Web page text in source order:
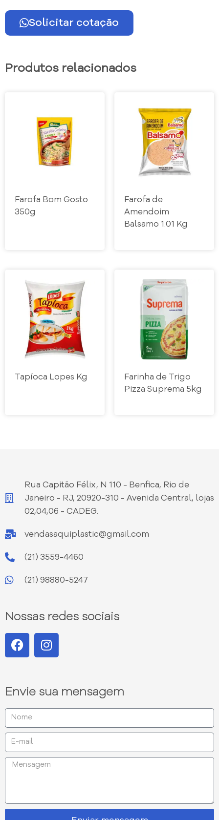
Solicitar cotação
Produtos relacionados
Farofa Bom Gosto
350g
Farofa de
Amendoim
Balsamo 1.01 Kg
Tapíoca Lopes Kg
Farinha de Trigo
Pizza Suprema 5kg
Rua Capitão Félix, N 110 - Benfica, Rio de
Janeiro - RJ, 20920-310 - Avenida Central, lojas
02,04,06 - CADEG.
vendasaquiplastic@gmail.com
(21) 3559-4460
(21) 98880-5247
Nossas redes sociais
Envie sua mensagem